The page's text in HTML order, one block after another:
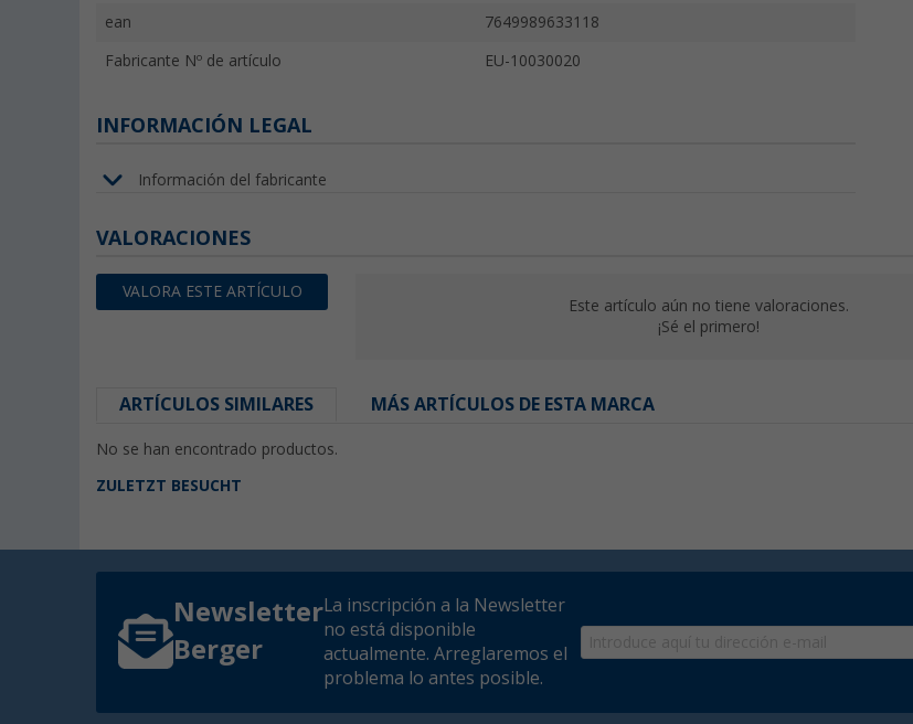
ean 7649989633118
Fabricante Nº de artículo EU-10030020
INFORMACIÓN LEGAL
Información del fabricante
VALORACIONES
VALORA ESTE ARTÍCULO
Este artículo aún no tiene valoraciones.
¡Sé el primero!
ARTÍCULOS SIMILARES MÁS ARTÍCULOS DE ESTA MARCA
No se han encontrado productos.
ZULETZT BESUCHT
Newsletter
Berger
La inscripción a la Newsletter
no está disponible
actualmente. Arreglaremos el
problema lo antes posible.